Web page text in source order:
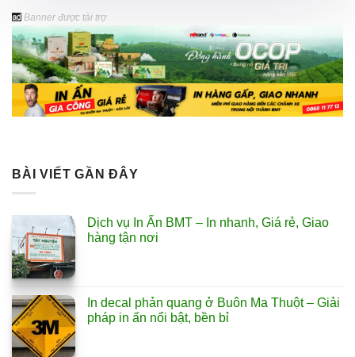
Banner được tài trợ
BÀI VIẾT GẦN ĐÂY
Dịch vụ In Ấn BMT – In nhanh, Giá rẻ, Giao
hàng tận nơi
In decal phản quang ở Buôn Ma Thuột – Giải
pháp in ấn nổi bật, bền bỉ